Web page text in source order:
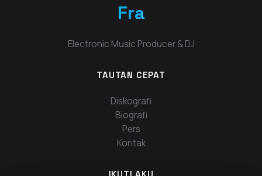
Fra
Electronic Music Producer & DJ
TAUTAN CEPAT
Diskografi
Biografi
Pers
Kontak